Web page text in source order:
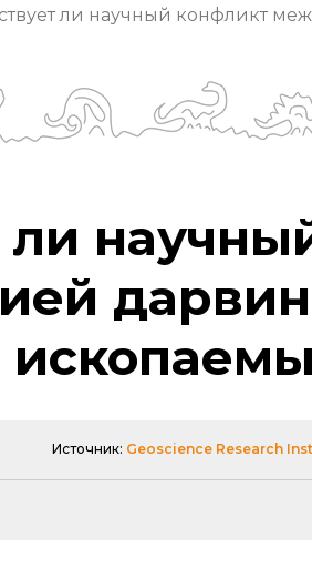
ли научный конфликт
ли
Источник: Geoscience Research